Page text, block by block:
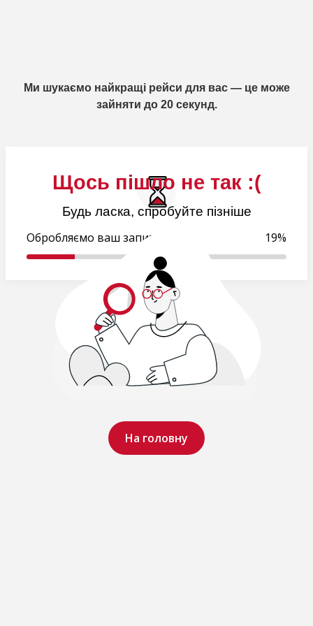
Щось пішло не так :(
Будь ласка, спробуйте пізніше
На головну
Ми шукаємо найкращі рейси для вас — це може
зайняти до 20 секунд.
Обробляємо ваш запит.. 19%